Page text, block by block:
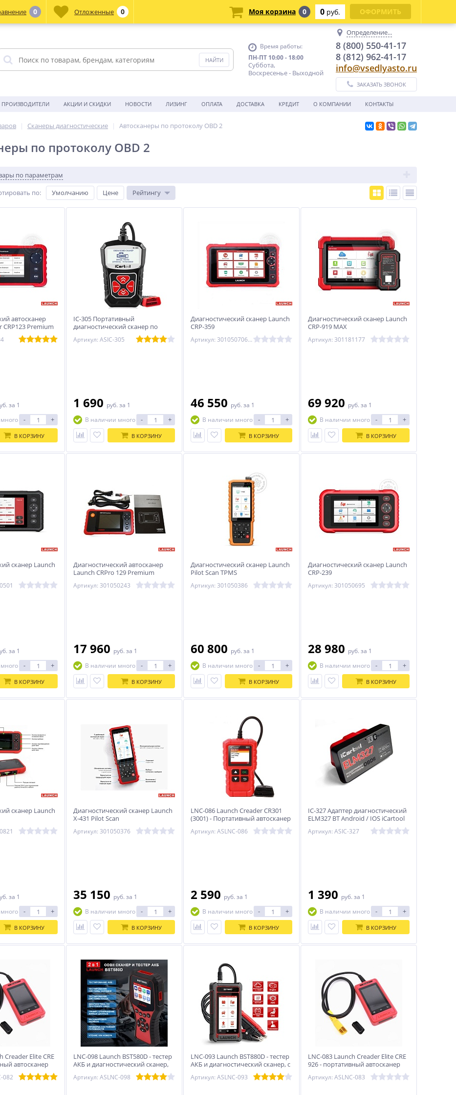
Время работы:
ПН-ПТ 10:00 - 18:00
Суббота,
Воскресенье - Выходной
Определение...
8 (800) 550-41-17
8 (812) 962-41-17
info@vsedlyasto.ru
ЗАКАЗАТЬ ЗВОНОК
ПРОИЗВОДИТЕЛИ АКЦИИ И СКИДКИ НОВОСТИ ЛИЗИНГ ОПЛАТА ДОСТАВКА КРЕДИТ О КОМПАНИИ КОНТАКТЫ
Сканеры диагностические Автосканеры по протоколу OBD 2
по протоколу OBD 2
по параметрам
по: Умолчанию Цене Рейтингу
автосканер
CRP123 Premium
за 1
- +
В КОРЗИНУ
IC-305 Портативный
диагностический сканер по
протоколу OBDII iCarTool IC-305
Артикул: ASIC-305
1 690 руб. за 1
В наличии много
- +
В КОРЗИНУ
Диагностический сканер Launch
CRP-359
Артикул: 301050706/301050767
46 550 руб. за 1
В наличии много
- +
В КОРЗИНУ
Диагностический сканер Launch
CRP-919 MAX
Артикул: 301181177
69 920 руб. за 1
В наличии много
- +
В КОРЗИНУ
сканер Launch
за 1
- +
В КОРЗИНУ
Диагностический автосканер
Launch CRPro 129 Premium
Артикул: 301050243
17 960 руб. за 1
В наличии много
- +
В КОРЗИНУ
Диагностический сканер Launch
Pilot Scan TPMS
Артикул: 301050386
60 800 руб. за 1
В наличии много
- +
В КОРЗИНУ
Диагностический сканер Launch
CRP-239
Артикул: 301050695
28 980 руб. за 1
В наличии много
- +
В КОРЗИНУ
сканер Launch
за 1
- +
В КОРЗИНУ
Диагностический сканер Launch
X-431 Pilot Scan
Артикул: 301050376
35 150 руб. за 1
В наличии много
- +
В КОРЗИНУ
LNC-086 Launch Creader CR301
(3001) - Портативный автосканер
Артикул: ASLNC-086
2 590 руб. за 1
В наличии много
- +
В КОРЗИНУ
IC-327 Адаптер диагностический
ELM327 BT Android / IOS iCartool
Артикул: ASIC-327
1 390 руб. за 1
В наличии много
- +
В КОРЗИНУ
Creader Elite CRE
автосканер
082
LNC-098 Launch BST580D - тестер
АКБ и диагностический сканер,
поддержка 12В и OBDII
Артикул: ASLNC-098
LNC-093 Launch BST880D - тестер
АКБ и диагностический сканер, с
сенсорным управлением,
поддержка 12В и OBDII
Артикул: ASLNC-093
LNC-083 Launch Creader Elite CRE
926 - портативный автосканер
Артикул: ASLNC-083
0 Отложенные 0 Моя корзина 0 0 руб. ОФОРМИТЬ